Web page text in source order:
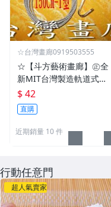
☆台灣畫廊0919503555
☆【斗方藝術畫廊】㊣全
新MIT台灣製造軌道式掛
勾/掛鉤/掛鈎/掛圖器/掛
畫器專賣店(T型150公分)
gold246
$ 42
直購
近期銷量 10 件
行動任意門
超人氣賣家